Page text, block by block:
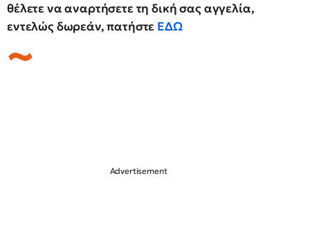
θέλετε να αναρτήσετε τη δική σας αγγελία,
εντελώς δωρεάν, πατήστε ΕΔΩ